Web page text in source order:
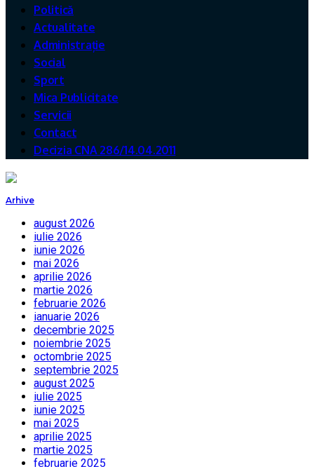
Politică
Actualitate
Administrație
Social
Sport
Mica Publicitate
Servicii
Contact
Decizia CNA 286/14.04.2011
Arhive
august 2026
iulie 2026
iunie 2026
mai 2026
aprilie 2026
martie 2026
februarie 2026
ianuarie 2026
decembrie 2025
noiembrie 2025
octombrie 2025
septembrie 2025
august 2025
iulie 2025
iunie 2025
mai 2025
aprilie 2025
martie 2025
februarie 2025